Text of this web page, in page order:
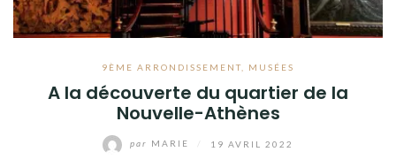
9ÈME ARRONDISSEMENT MUSÉES
A la découverte du quartier de la
Nouvelle-Athènes
par MARIE 19 AVRIL 2022